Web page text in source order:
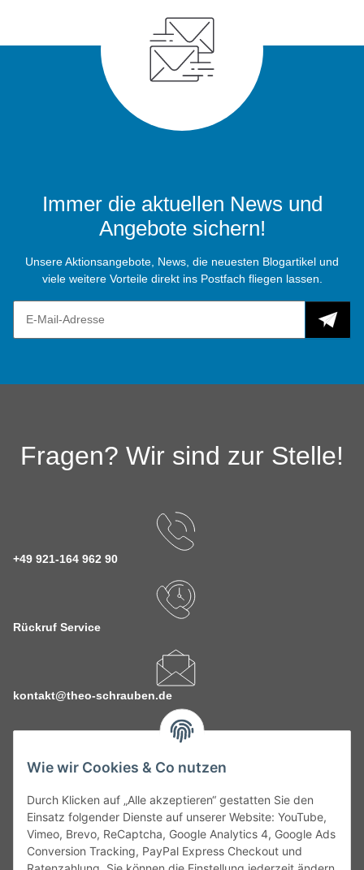
Wie wir Cookies & Co nutzen
Durch Klicken auf „Alle akzeptieren“ gestatten Sie den
Einsatz folgender Dienste auf unserer Website: YouTube,
Vimeo, Brevo, ReCaptcha, Google Analytics 4, Google Ads
Conversion Tracking, PayPal Express Checkout und
Immer die aktuellen News und
Angebote sichern!
Unsere Aktionsangebote, News, die neuesten Blogartikel und
viele weitere Vorteile direkt ins Postfach fliegen lassen.
Fragen? Wir sind zur Stelle!
+49 921-164 962 90
Rückruf Service
kontakt@theo-schrauben.de
Service
Gesetzliche Informationen